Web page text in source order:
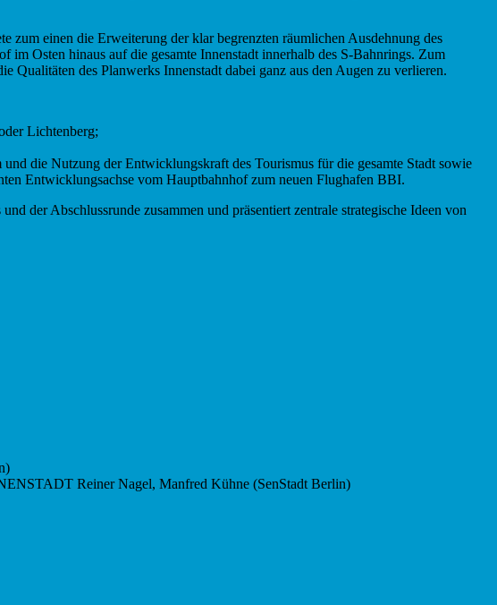
zum einen die Erweiterung der klar begrenzten räumlichen Ausdehnung des
im Osten hinaus auf die gesamte Innenstadt innerhalb des S-Bahnrings. Zum
Qualitäten des Planwerks Innenstadt dabei ganz aus den Augen zu verlieren.
Lichtenberg;
die Nutzung der Entwicklungskraft des Tourismus für die gesamte Stadt sowie
Entwicklungsachse vom Hauptbahnhof zum neuen Flughafen BBI.
der Abschlussrunde zusammen und präsentiert zentrale strategische Ideen von
Reiner Nagel, Manfred Kühne (SenStadt Berlin)